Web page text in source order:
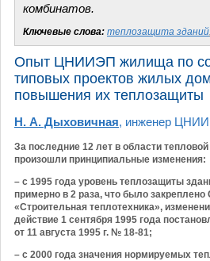
комбинатов.
Ключевые слова: теплозащита зданий,
Опыт ЦНИИЭП жилища по
типовых проектов жилых
повышения их теплозащиты
Н. А. Дыховичная, инженер
За последние 12 лет в области
произошли принципиальные изменения:
– с 1995 года уровень теплозащиты
примерно в 2 раза, что было
«Строительная теплотехника»,
действие 1 сентября 1995 года
от 11 августа 1995 г. № 18-81;
– с 2000 года значения нормируемых